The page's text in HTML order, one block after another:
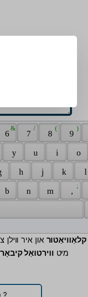
6
&
7
/
8
(
9
)
y u i
o
h j k
b n m ,
;
Scandinavian(qwerty) קלאַוויאַטור און איר ווילן
מיט ווירטואַל קיבאָרד
?